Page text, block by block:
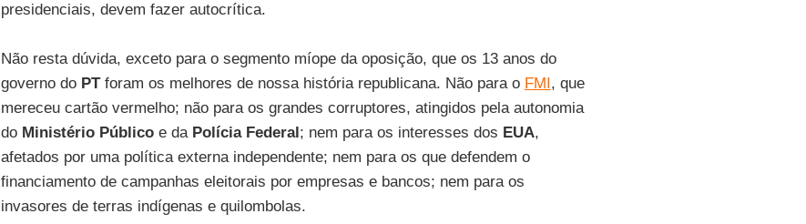
presidenciais, devem fazer autocrítica.
Não resta dúvida, exceto para o segmento míope da oposição, que os 13 anos do
governo do PTforam os melhores de nossa história republicana. Não para o FMI, que
mereceu cartão vermelho; não para os grandes corruptores, atingidos pela autonomia
do Ministério Públicoe da Polícia Federal; nem para os interesses dos EUA,
afetados por uma política externa independente; nem para os que defendem o
financiamento de campanhas eleitorais por empresas e bancos; nem para os
invasores de terras indígenas e quilombolas.